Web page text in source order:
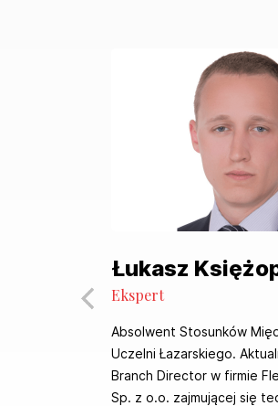
Łukasz
Ekspert
Absolwent Stosunków
Uczelni Łazarskiego.
Branch Director w firmie
Sp. z o.o. zajmującej się